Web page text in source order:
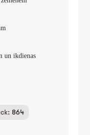
un ikdienas
864